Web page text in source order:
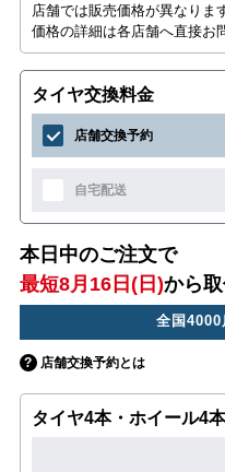
店舗では販売価格が異なりま
価格の詳細は各店舗へ直接お
タイヤ交換料金
店舗交換予約
自宅配送
本日中のご注文で
最短8月16日(日)から
全国4000
店舗交換予約とは
タイヤ4本・ホイール4